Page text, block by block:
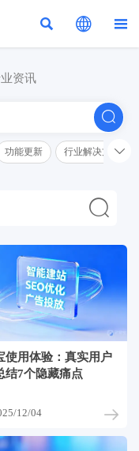
  
资讯

功能更新 行业解决方案解读


使用体验：真实用户
结7个隐藏痛点
12/04